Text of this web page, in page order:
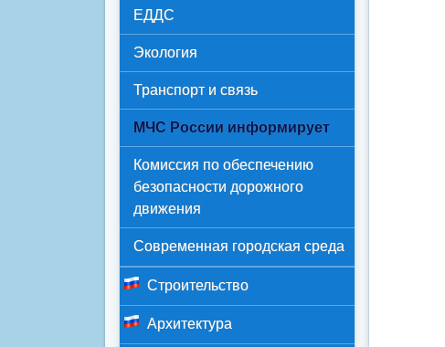
ЕДДС
Экология
Транспорт и связь
МЧС России информирует
Комиссия по обеспечению
безопасности дорожного
движения
Современная городская среда
Строительство
Архитектура